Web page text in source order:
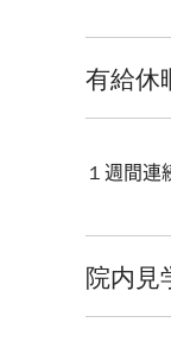
有給休
１週間連
院内見